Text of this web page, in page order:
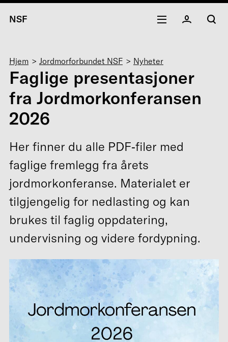
NSF
Navigasjonssti
Hjem Jordmorforbundet NSF Nyheter
Faglige presentasjoner
fra Jordmorkonferansen
2026
Her finner du alle PDF‑filer med
faglige fremlegg fra årets
jordmorkonferanse. Materialet er
tilgjengelig for nedlasting og kan
brukes til faglig oppdatering,
undervisning og videre fordypning.